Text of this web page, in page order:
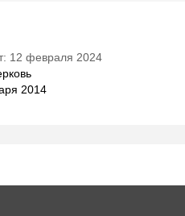
12 февраля 2024
2014